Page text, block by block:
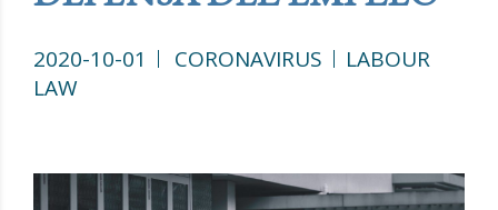
2020-10-01 CORONAVIRUS
LABOUR
LAW